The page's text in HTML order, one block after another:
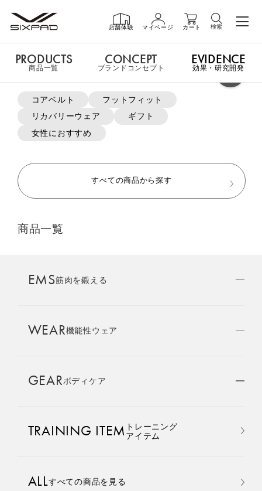
店舗体験 マイページ カート 検索
PRODUCTS商品一覧
GIFT ギフト
LIVE SHOPPING
AMBASSADOR
SIXPAD APP
COLUMN
LARGE ORDER⼤⼝注⽂窓⼝
よく検索されているキーワード
コアベルト
フットフィット
リカバリーウェア
ギフト
女性におすすめ
すべての商品から探す
商品一覧
EMS筋肉を鍛える
WEAR機能性ウェア
GEARボディケア
TRAINING ITEM トレーニング
アイテム
ALLすべての商品を見る
PRODUCTS
商品一覧
CONCEPT
ブランドコンセプト
EVIDENCE
効果・研究開発
申し訳ございません。この商品には詳細情報がありません。
おすすめ商品・新商品はこちら
手軽に、パワフルに、進化。